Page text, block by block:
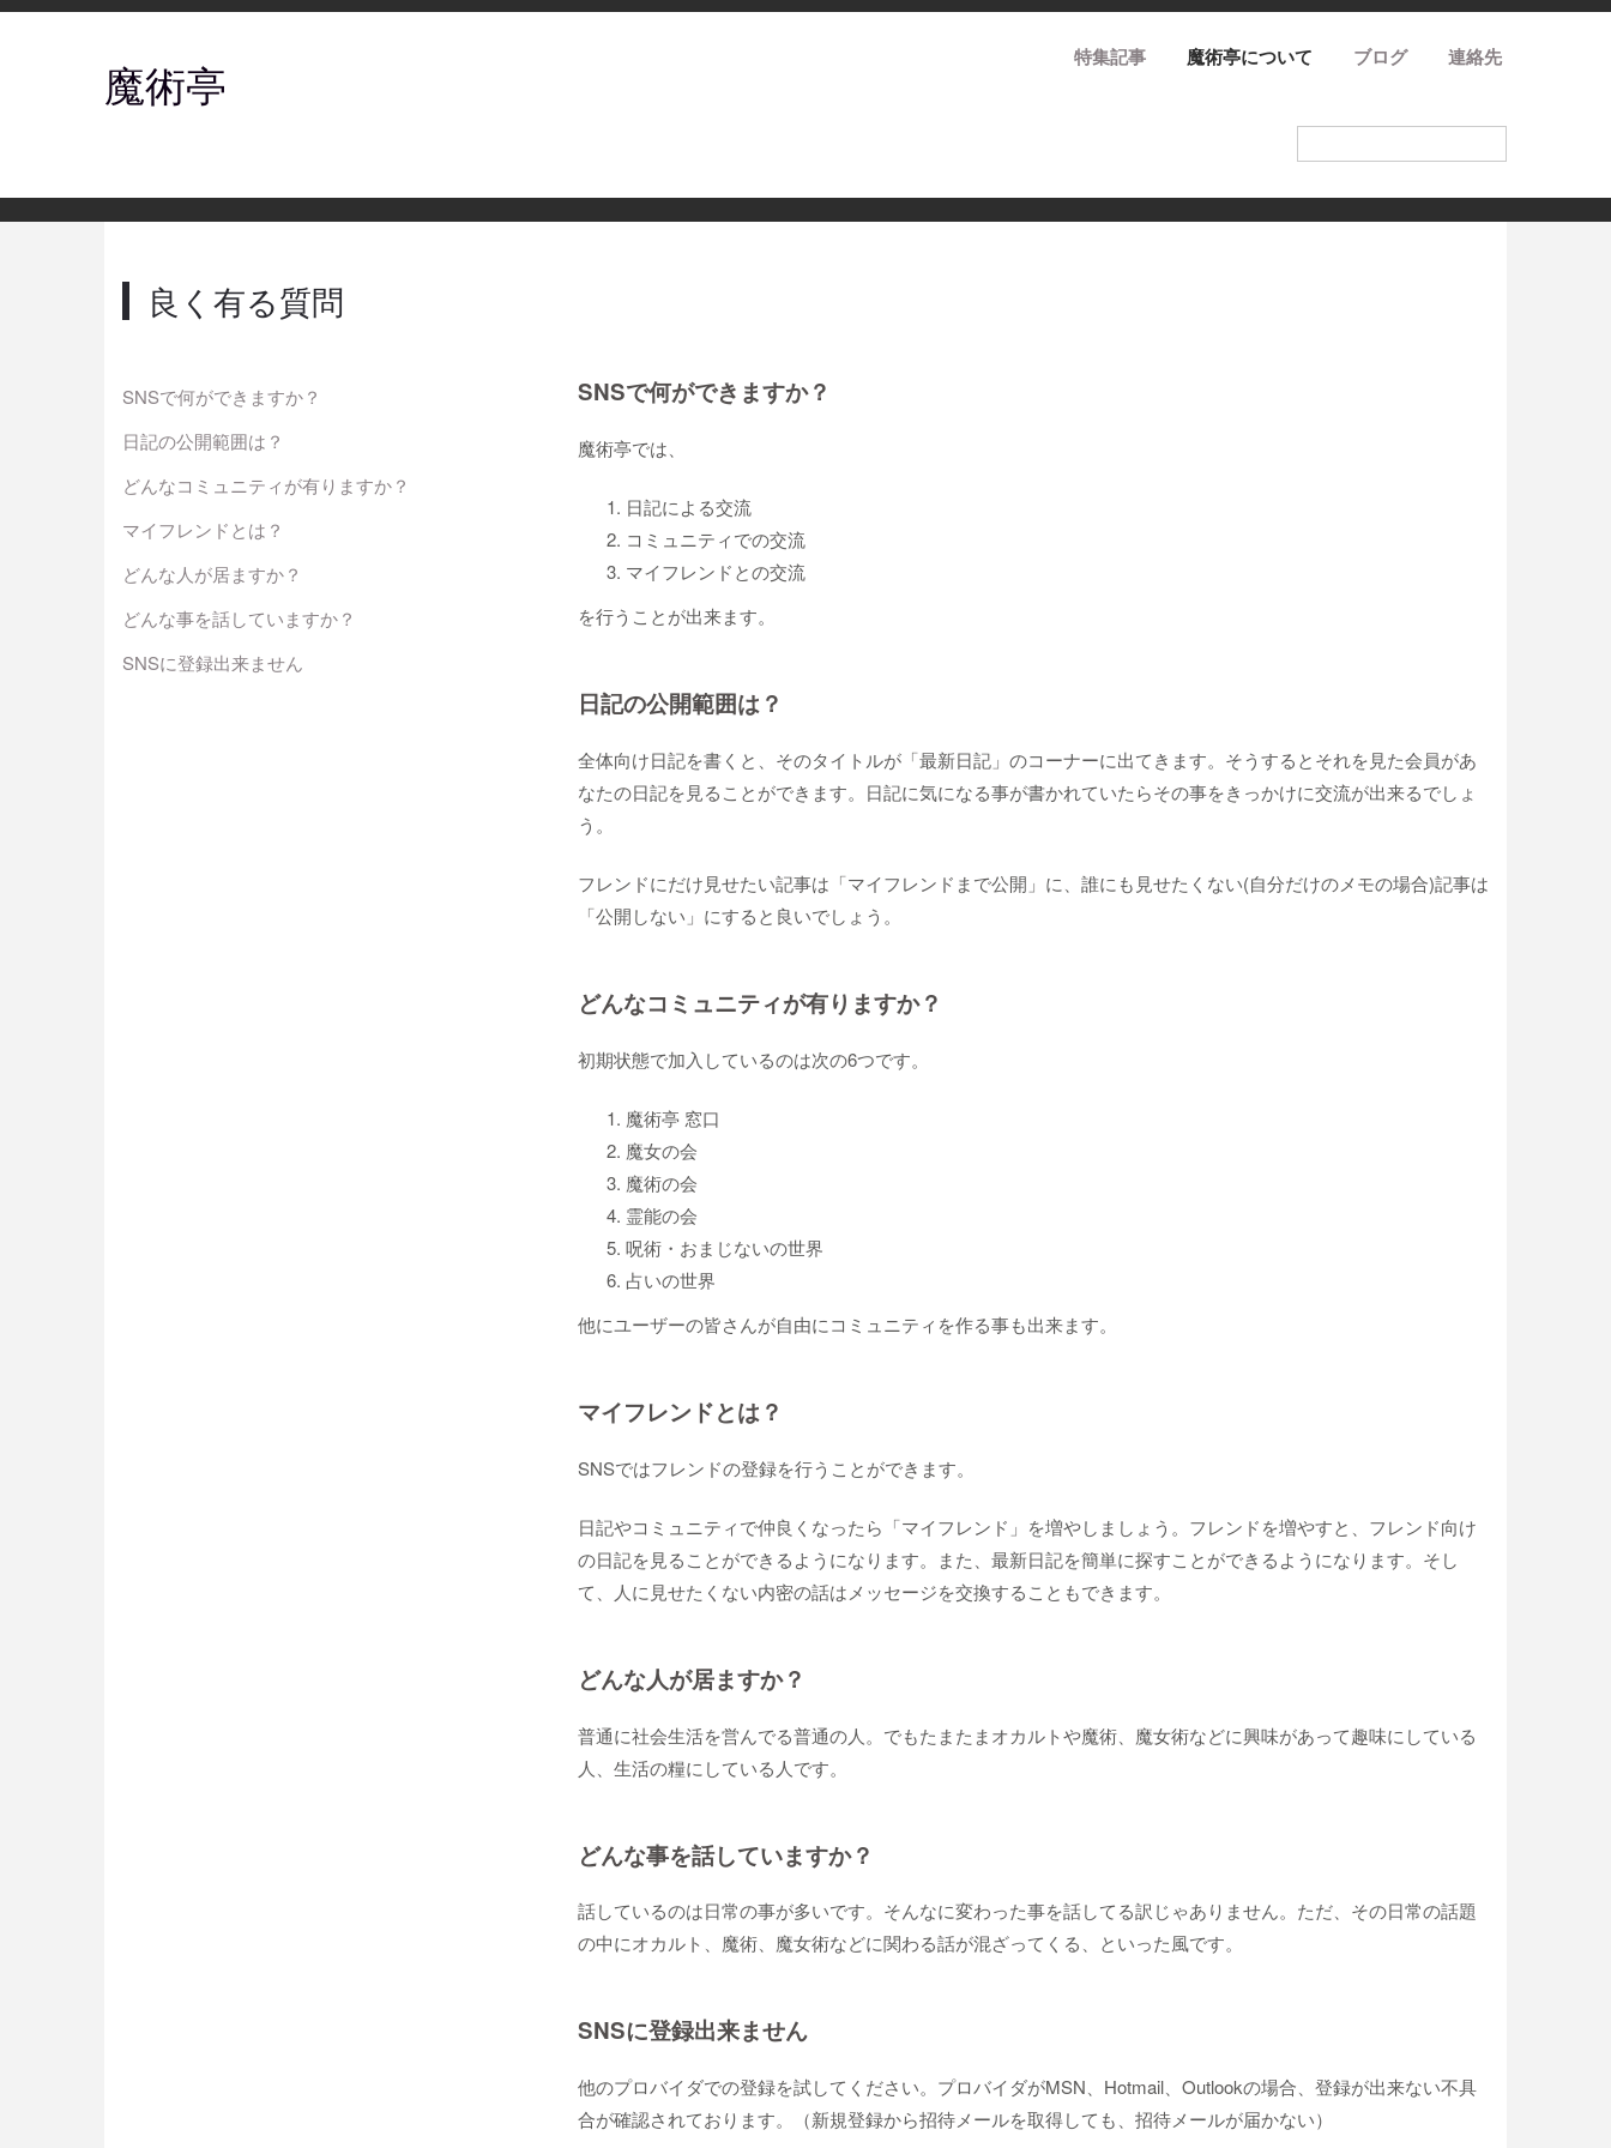
魔術亭 特集記事 魔術亭について ブログ 連絡先
良く有る質問
SNSで何ができますか？
日記の公開範囲は？
どんなコミュニティが有りますか？
マイフレンドとは？
どんな人が居ますか？
どんな事を話していますか？
SNSに登録出来ません
SNSで何ができますか？
魔術亭では、
日記による交流
コミュニティでの交流
マイフレンドとの交流
を行うことが出来ます。
日記の公開範囲は？
全体向け日記を書くと、そのタイトルが「最新日記」のコーナーに出てきます。そうするとそれを見た会員があ
なたの日記を見ることができます。日記に気になる事が書かれていたらその事をきっかけに交流が出来るでしょ
う。
フレンドにだけ見せたい記事は「マイフレンドまで公開」に、誰にも見せたくない(自分だけのメモの場合)記事は
「公開しない」にすると良いでしょう。
どんなコミュニティが有りますか？
初期状態で加入しているのは次の6つです。
魔術亭 窓口
魔女の会
魔術の会
霊能の会
呪術・おまじないの世界
占いの世界
他にユーザーの皆さんが自由にコミュニティを作る事も出来ます。
マイフレンドとは？
SNSではフレンドの登録を行うことができます。
日記やコミュニティで仲良くなったら「マイフレンド」を増やしましょう。フレンドを増やすと、フレンド向け
の日記を見ることができるようになります。また、最新日記を簡単に探すことができるようになります。そし
て、人に見せたくない内密の話はメッセージを交換することもできます。
どんな人が居ますか？
普通に社会生活を営んでる普通の人。でもたまたまオカルトや魔術、魔女術などに興味があって趣味にしている
人、生活の糧にしている人です。
どんな事を話していますか？
話しているのは日常の事が多いです。そんなに変わった事を話してる訳じゃありません。ただ、その日常の話題
の中にオカルト、魔術、魔女術などに関わる話が混ざってくる、といった風です。
SNSに登録出来ません
他のプロバイダでの登録を試してください。プロバイダがMSN、Hotmail、Outlookの場合、登録が出来ない不具
合が確認されております。（新規登録から招待メールを取得しても、招待メールが届かない）